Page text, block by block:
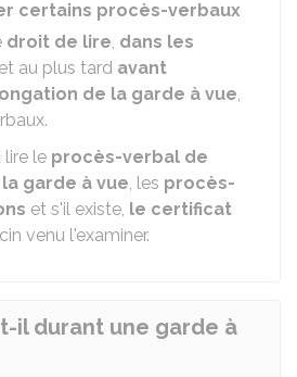
certains procès-verbaux
droit de lire, dans les
et au plus tard avant
de la garde à vue,
lire le procès-verbal de
garde à vue, les procès-
et s'il existe, le certificat
venu l'examiner.
il durant une garde à